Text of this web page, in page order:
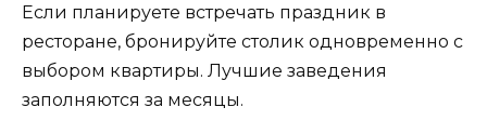
Если планируете встречать праздник в
ресторане, бронируйте столик одновременно с
выбором квартиры. Лучшие заведения
заполняются за месяцы.